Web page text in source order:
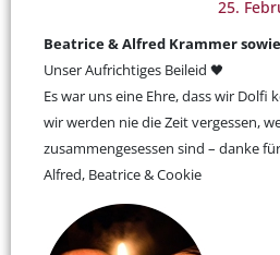
25.
Beatrice & Alfred Krammer
Unser Aufrichtiges Beileid 🖤
Es war uns eine Ehre, dass wir
wir werden nie die Zeit vergessen,
zusammengesessen sind – danke
Alfred, Beatrice & Cookie